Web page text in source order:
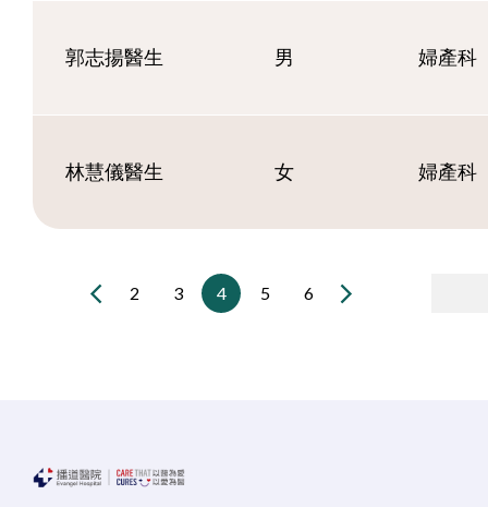
郭志揚醫生 男 婦產科
林慧儀醫生 女 婦產科
2 3 4 5 6